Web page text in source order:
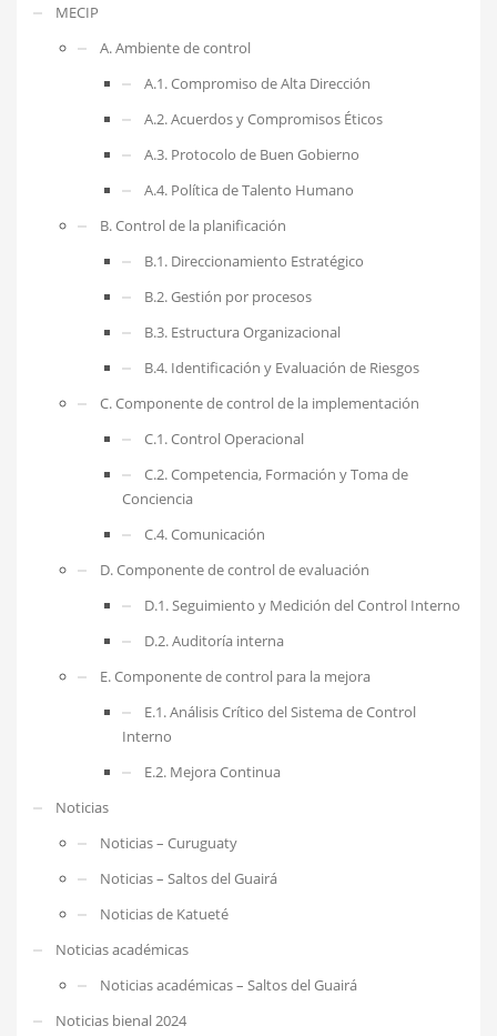
MECIP
A. Ambiente de control
A.1. Compromiso de Alta Dirección
A.2. Acuerdos y Compromisos Éticos
A.3. Protocolo de Buen Gobierno
A.4. Política de Talento Humano
B. Control de la planificación
B.1. Direccionamiento Estratégico
B.2. Gestión por procesos
B.3. Estructura Organizacional
B.4. Identificación y Evaluación de Riesgos
C. Componente de control de la implementación
C.1. Control Operacional
C.2. Competencia, Formación y Toma de
Conciencia
C.4. Comunicación
D. Componente de control de evaluación
D.1. Seguimiento y Medición del Control Interno
D.2. Auditoría interna
E. Componente de control para la mejora
E.1. Análisis Crítico del Sistema de Control
Interno
E.2. Mejora Continua
Noticias
Noticias – Curuguaty
Noticias – Saltos del Guairá
Noticias de Katueté
Noticias académicas
Noticias académicas – Saltos del Guairá
Noticias bienal 2024